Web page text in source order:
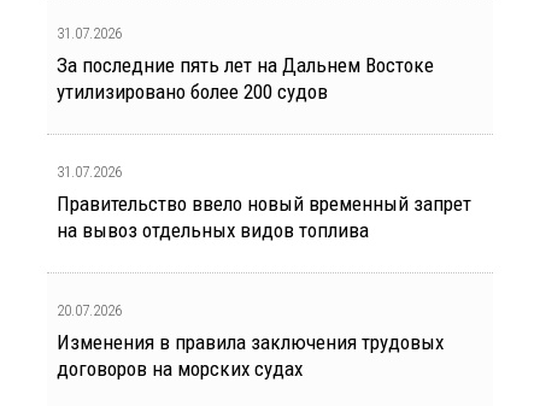
31.07.2026
За последние пять лет на Дальнем Востоке
утилизировано более 200 судов
31.07.2026
Правительство ввело новый временный запрет
на вывоз отдельных видов топлива
20.07.2026
Изменения в правила заключения трудовых
договоров на морских судах